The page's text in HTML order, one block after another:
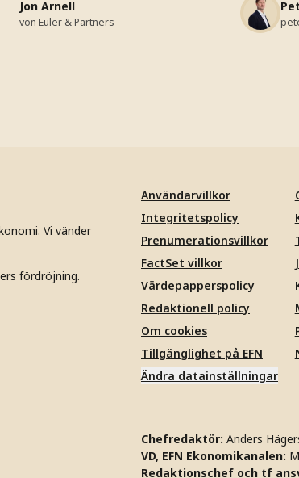
Jon Arnell
von Euler & Partners
Vi vänder
fördröjning.
Användarvillkor
Integritetspolicy
Prenumerationsvillkor
FactSet villkor
Värdepapperspolicy
Redaktionell policy
Om cookies
Tillgänglighet på EFN
Ändra datainställningar
Chefredaktör: Anders
VD, EFN Ekonomikanalen:
Redaktionschef och tf